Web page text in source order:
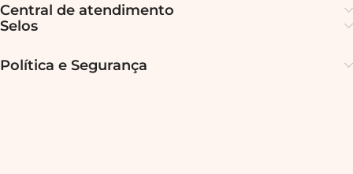
Central de atendimento
Selos
Política e Segurança